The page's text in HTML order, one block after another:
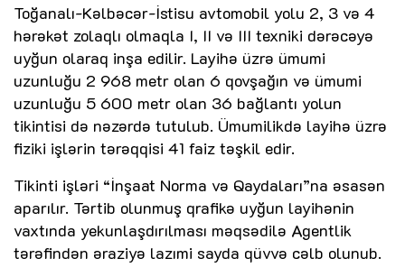
Toğanalı-Kəlbəcər-İstisu avtomobil yolu 2, 3 və 4
hərəkət zolaqlı olmaqla I, II və III texniki dərəcəyə
uyğun olaraq inşa edilir. Layihə üzrə ümumi
uzunluğu 2 968 metr olan 6 qovşağın və ümumi
uzunluğu 5 600 metr olan 36 bağlantı yolun
tikintisi də nəzərdə tutulub. Ümumilikdə layihə üzrə
fiziki işlərin tərəqqisi 41 faiz təşkil edir.
Tikinti işləri “İnşaat Norma və Qaydaları”na əsasən
aparılır. Tərtib olunmuş qrafikə uyğun layihənin
vaxtında yekunlaşdırılması məqsədilə Agentlik
tərəfindən əraziyə lazımi sayda qüvvə cəlb olunub.